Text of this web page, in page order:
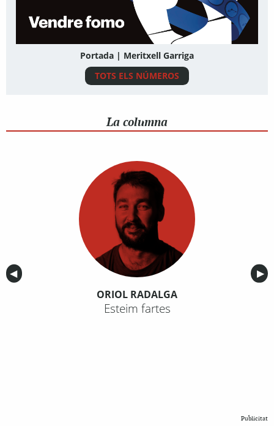
Portada | Meritxell Garriga
TOTS ELS NÚMEROS
La columna
Anterior
◀︎ ▶︎
ORIOL RADALGA
Esteim fartes
Publicitat